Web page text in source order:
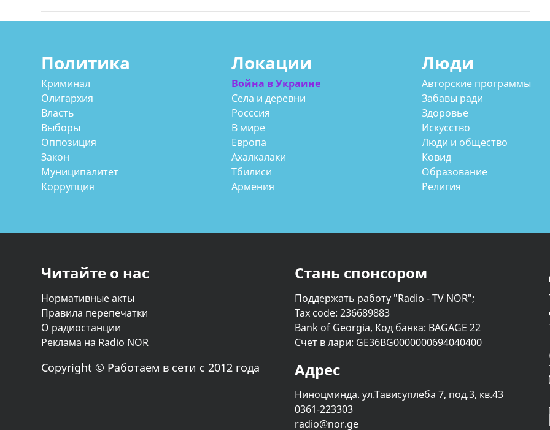
Политика
Криминал
Олигархия
Власть
Выборы
Оппозиция
Закон
Муниципалитет
Коррупция
Локации
Война в Украине
Села и деревни
Росссия
В мире
Европа
Ахалкалаки
Тбилиси
Армения
Люди
Авторские программы
Забавы ради
Здоровье
Искусство
Люди и общество
Ковид
Образование
Религия
Читайте о нас
Нормативные акты
Правила перепечатки
О радиостанции
Реклама на Radio NOR
Copyright © Работаем в сети с 2012 года
Стань спонсором
Поддержать работу "Radio - TV NOR";
Tax code: 236689883
Bank of Georgia, Код банка: BAGAGE 22
Счет в лари: GE36BG0000000694040400
Адрес
Ниноцминда. ул.Тависуплеба 7, под.3, кв.43
0361-223303
radio@nor.ge